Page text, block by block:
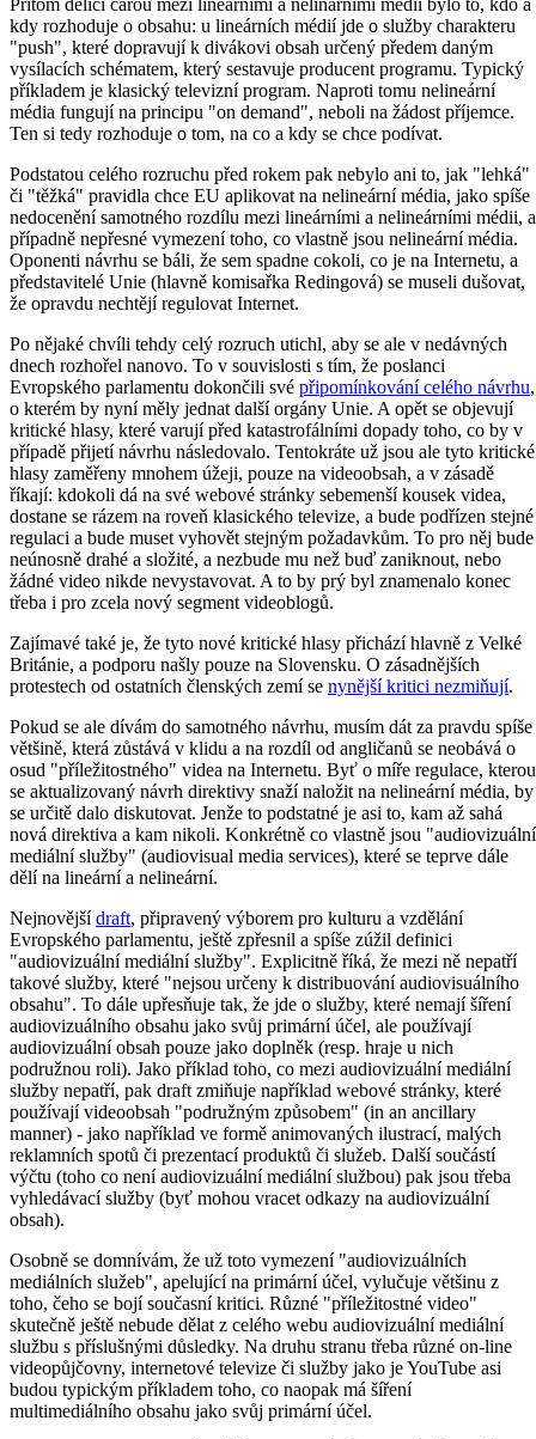
kdy rozhoduje o obsahu: u lineárních médií jde o služby charakteru
"push", které dopravují k divákovi obsah určený předem daným
vysílacích schématem, který sestavuje producent programu. Typický
příkladem je klasický televizní program. Naproti tomu nelineární
média fungují na principu "on demand", neboli na žádost příjemce.
Ten si tedy rozhoduje o tom, na co a kdy se chce podívat.
Podstatou celého rozruchu před rokem pak nebylo ani to, jak "lehká"
či "těžká" pravidla chce EU aplikovat na nelineární média, jako spíše
nedocenění samotného rozdílu mezi lineárními a nelineárními médii, a
případně nepřesné vymezení toho, co vlastně jsou nelineární média.
Oponenti návrhu se báli, že sem spadne cokoli, co je na Internetu, a
představitelé Unie (hlavně komisařka Redingová) se museli dušovat,
že opravdu nechtějí regulovat Internet.
Po nějaké chvíli tehdy celý rozruch utichl, aby se ale v nedávných
dnech rozhořel nanovo. To v souvislosti s tím, že poslanci
Evropského parlamentu dokončili své připomínkování celého návrhu,
o kterém by nyní měly jednat další orgány Unie. A opět se objevují
kritické hlasy, které varují před katastrofálními dopady toho, co by v
případě přijetí návrhu následovalo. Tentokráte už jsou ale tyto kritické
hlasy zaměřeny mnohem úžeji, pouze na videoobsah, a v zásadě
říkají: kdokoli dá na své webové stránky sebemenší kousek videa,
dostane se rázem na roveň klasického televize, a bude podřízen stejné
regulaci a bude muset vyhovět stejným požadavkům. To pro něj bude
neúnosně drahé a složité, a nezbude mu než buď zaniknout, nebo
žádné video nikde nevystavovat. A to by prý byl znamenalo konec
třeba i pro zcela nový segment videoblogů.
Zajímavé také je, že tyto nové kritické hlasy přichází hlavně z Velké
Británie, a podporu našly pouze na Slovensku. O zásadnějších
protestech od ostatních členských zemí se nynější kritici nezmiňují.
Pokud se ale dívám do samotného návrhu, musím dát za pravdu spíše
většině, která zůstává v klidu a na rozdíl od angličanů se neobává o
osud "příležitostného" videa na Internetu. Byť o míře regulace, kterou
se aktualizovaný návrh direktivy snaží naložit na nelineární média, by
se určitě dalo diskutovat. Jenže to podstatné je asi to, kam až sahá
nová direktiva a kam nikoli. Konkrétně co vlastně jsou "audiovizuální
mediální služby" (audiovisual media services), které se teprve dále
dělí na lineární a nelineární.
Nejnovějšídraft, připravený výborem pro kulturu a vzdělání
Evropského parlamentu, ještě zpřesnil a spíše zúžil definici
"audiovizuální mediální služby". Explicitně říká, že mezi ně nepatří
takové služby, které "nejsou určeny k distribuování audiovisuálního
obsahu". To dále upřesňuje tak, že jde o služby, které nemají šíření
audiovizuálního obsahu jako svůj primární účel, ale používají
audiovizuální obsah pouze jako doplněk (resp. hraje u nich
podružnou roli). Jako příklad toho, co mezi audiovizuální mediální
služby nepatří, pak draft zmiňuje například webové stránky, které
používají videoobsah "podružným způsobem" (in an ancillary
manner) - jako například ve formě animovaných ilustrací, malých
reklamních spotů či prezentací produktů či služeb. Další součástí
výčtu (toho co není audiovizuální mediální službou) pak jsou třeba
vyhledávací služby (byť mohou vracet odkazy na audiovizuální
obsah).
Osobně se domnívám, že už toto vymezení "audiovizuálních
mediálních služeb", apelující na primární účel, vylučuje většinu z
toho, čeho se bojí současní kritici. Různé "příležitostné video"
skutečně ještě nebude dělat z celého webu audiovizuální mediální
službu s příslušnými důsledky. Na druhu stranu třeba různé on-line
videopůjčovny, internetové televize či služby jako je YouTube asi
budou typickým příkladem toho, co naopak má šíření
multimediálního obsahu jako svůj primární účel.